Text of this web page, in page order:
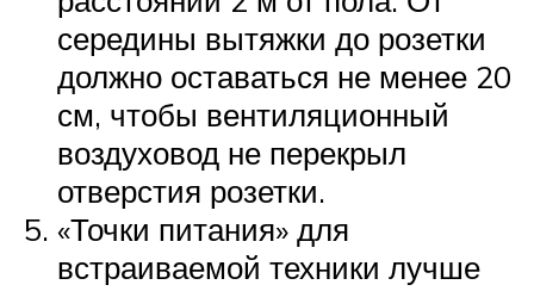
середины вытяжки до розетки
должно оставаться не менее 20
см, чтобы вентиляционный
воздуховод не перекрыл
отверстия розетки.
«Точки питания» для
встраиваемой техники лучше